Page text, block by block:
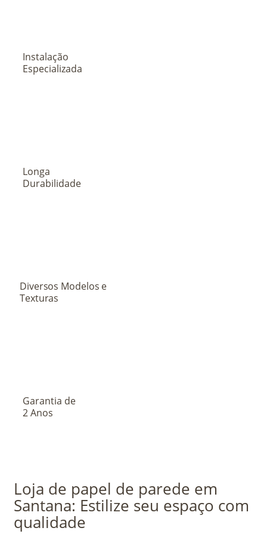
Instalação
Especializada
Longa
Durabilidade
Diversos Modelos e
Texturas
Garantia de
2 Anos
Loja de papel de parede em
Santana: Estilize seu espaço com
qualidade